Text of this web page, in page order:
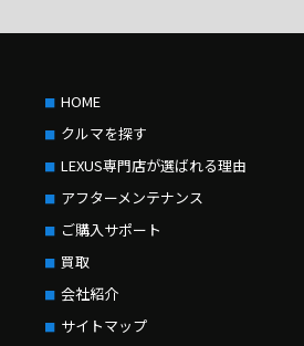
HOME
クルマを探す
LEXUS専門店が選ばれる理由
アフターメンテナンス
ご購入サポート
買取
会社紹介
サイトマップ